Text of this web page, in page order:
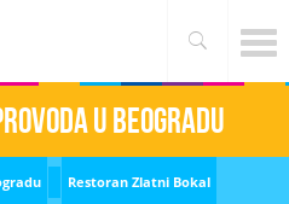
u Beogradu
Restoran Zlatni Bokal